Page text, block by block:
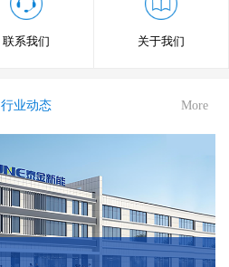
联系我们 关于我们
行业动态 More